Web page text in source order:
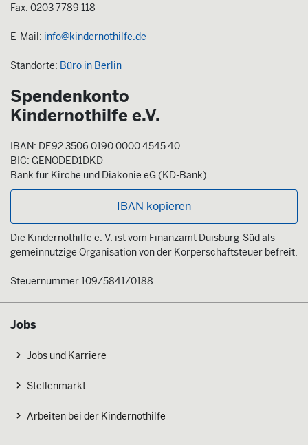
Fax: 0203 7789 118
E-Mail: info@kindernothilfe.de
Standorte: Büro in Berlin
Spendenkonto
Kindernothilfe e.V.
IBAN: DE92 3506 0190 0000 4545 40
BIC: GENODED1DKD
Bank für Kirche und Diakonie eG (KD-Bank)
IBAN kopieren
Die Kindernothilfe e. V. ist vom Finanzamt Duisburg-Süd als
gemeinnützige Organisation von der Körperschaftsteuer befreit.
Steuernummer 109/5841/0188
Jobs
Jobs und Karriere
Stellenmarkt
Arbeiten bei der Kindernothilfe